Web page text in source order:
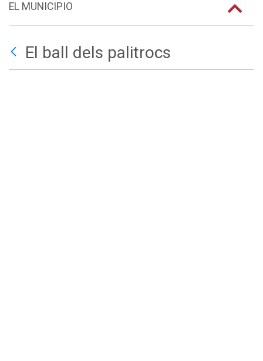
EL MUNICIPIO
El ball dels palitrocs